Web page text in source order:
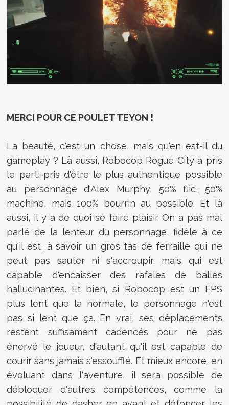
MERCI POUR CE POULET TEYON !
La beauté, c'est un chose, mais qu'en est-il du
gameplay ? Là aussi, Robocop Rogue City a pris
le parti-pris d'être le plus authentique possible
au personnage d'Alex Murphy, 50% flic, 50%
machine, mais 100% bourrin au possible. Et là
aussi, il y a de quoi se faire plaisir. On a pas mal
parlé de la lenteur du personnage, fidèle à ce
qu'il est, à savoir un gros tas de ferraille qui ne
peut pas sauter ni s'accroupir, mais qui est
capable d'encaisser des rafales de balles
hallucinantes. Et bien, si Robocop est un FPS
plus lent que la normale, le personnage n'est
pas si lent que ça. En vrai, ses déplacements
restent suffisament cadencés pour ne pas
énervé le joueur, d'autant qu'il est capable de
courir sans jamais s'essoufflé. Et mieux encore, en
évoluant dans l'aventure, il sera possible de
débloquer d'autres compétences, comme la